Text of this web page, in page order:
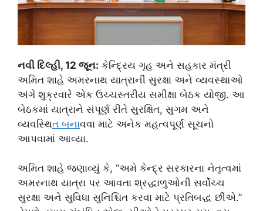
નવી દિલ્હી, 12 જૂન: કેન્દ્રિય ગૃહ અને સહકાર મંત્રી
અમિત શાહે અમરનાથ યાત્રાની સુરક્ષા અને વ્યવસ્થાઓ
અંગે શુક્રવારે એક ઉચ્ચસ્તરીય સમીક્ષા બેઠક યોજી. આ
બેઠકમાં યાત્રાને સંપૂર્ણ રીતે સુરક્ષિત, સુગમ અને
વ્યવસ્થિત બનાવવા માટે અનેક મહત્વપૂર્ણ સૂચનો
આપવામાં આવ્યા.
અમિત શાહે જણાવ્યું કે, “અમે કેન્દ્ર સરકારના નેતૃત્વમાં
અમરનાથ યાત્રા પર આવતા શ્રદ્ધાળુઓની સર્વોચ્ચ
સુરક્ષા અને સુવિધા સુનિશ્ચિત કરવા માટે પ્રતિબદ્ધ છીએ.”